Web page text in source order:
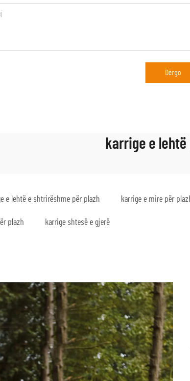
Dërgo
karrige e lehtë
e lehtë e shtrirëshme për plazh karrige e mire për
plazh karrige shtesë e gjerë